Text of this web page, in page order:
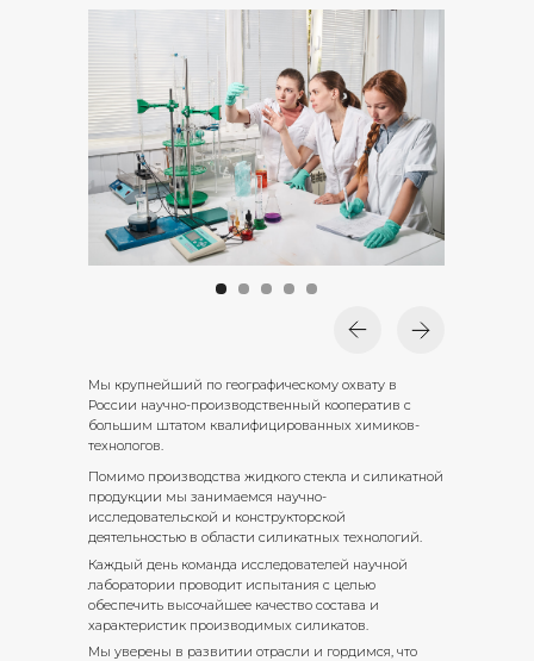
Мы крупнейший по географическому охвату в
России научно-производственный кооператив с
большим штатом квалифицированных химиков-
технологов.
Каждый день команда исследователей научной
лаборатории проводит испытания с целью
обеспечить высочайшее качество состава и
характеристик производимых силикатов.
Мы уверены в развитии отрасли и гордимся, что
Помимо производства жидкого стекла и силикатной
продукции мы занимаемся научно-
исследовательской и конструкторской
деятельностью в области силикатных технологий.